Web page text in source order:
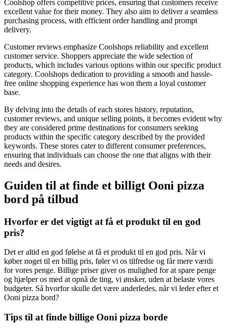
Coolshop offers competitive prices, ensuring that customers receive
excellent value for their money. They also aim to deliver a seamless
purchasing process, with efficient order handling and prompt
delivery.
Customer reviews emphasize Coolshops reliability and excellent
customer service. Shoppers appreciate the wide selection of
products, which includes various options within our specific product
category. Coolshops dedication to providing a smooth and hassle-
free online shopping experience has won them a loyal customer
base.
By delving into the details of each stores history, reputation,
customer reviews, and unique selling points, it becomes evident why
they are considered prime destinations for consumers seeking
products within the specific category described by the provided
keywords. These stores cater to different consumer preferences,
ensuring that individuals can choose the one that aligns with their
needs and desires.
Guiden til at finde et billigt Ooni pizza
bord på tilbud
Hvorfor er det vigtigt at få et produkt til en god
pris?
Det er altid en god følelse at få et produkt til en god pris. Når vi
køber noget til en billig pris, føler vi os tilfredse og får mere værdi
for vores penge. Billige priser giver os mulighed for at spare penge
og hjælper os med at opnå de ting, vi ønsker, uden at belaste vores
budgeter. Så hvorfor skulle det være anderledes, når vi leder efter et
Ooni pizza bord?
Tips til at finde billige Ooni pizza borde